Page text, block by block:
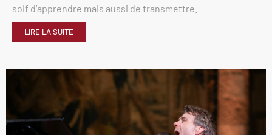
soif d’apprendre mais aussi de transmettre.
LIRE LA SUITE